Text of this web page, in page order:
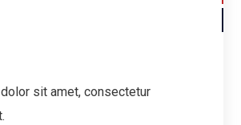
sit amet, consectetur